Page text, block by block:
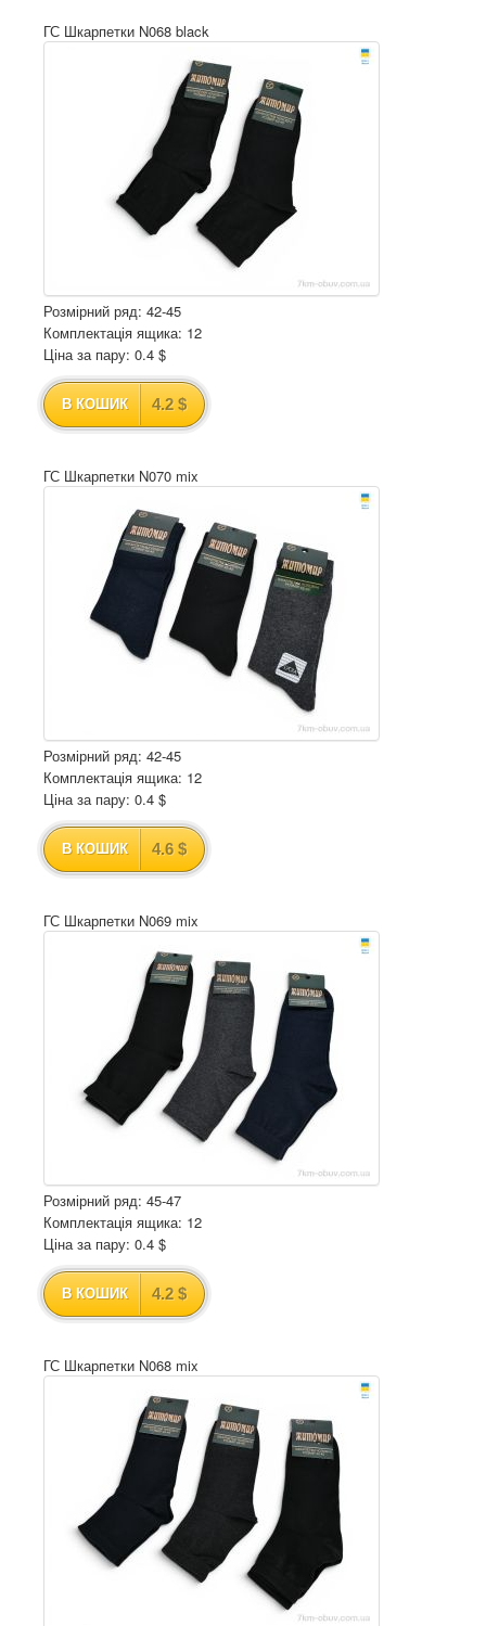
ГС Шкарпетки N068 black
Розмірний ряд: 42-45
Комплектація ящика: 12
Ціна за пару: 0.4 $
В КОШИК 4.2 $
ГС Шкарпетки N070 mix
Розмірний ряд: 42-45
Комплектація ящика: 12
Ціна за пару: 0.4 $
В КОШИК 4.6 $
ГС Шкарпетки N069 mix
Розмірний ряд: 45-47
Комплектація ящика: 12
Ціна за пару: 0.4 $
В КОШИК 4.2 $
ГС Шкарпетки N068 mix